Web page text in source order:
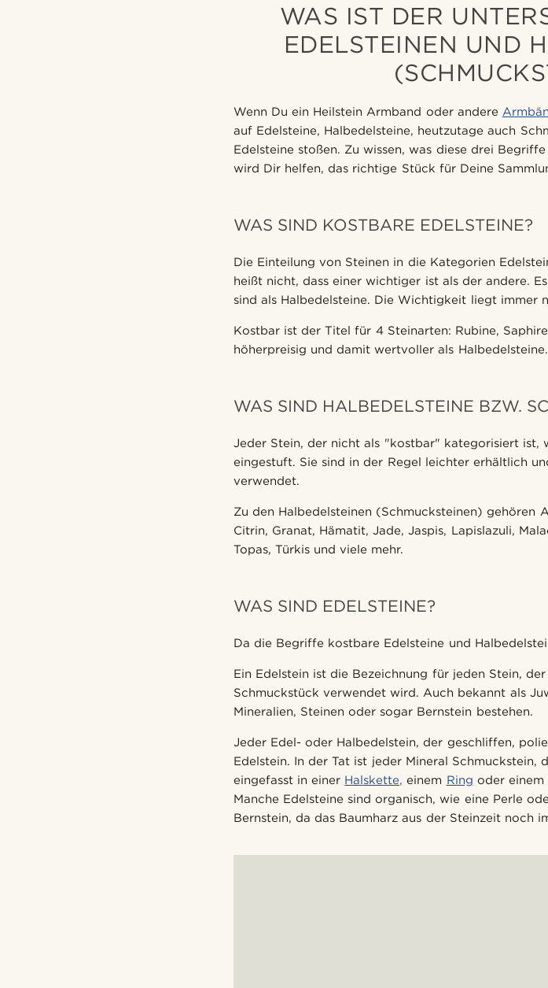
WAS IST DER
EDELSTEINEN UND
Wenn Du ein Heilstein Armband oder andere
auf Edelsteine, Halbedelsteine, heutzutage auch
Edelsteine stoßen. Zu wissen, was diese drei
wird Dir helfen, das richtige Stück für Deine
WAS SIND KOSTBARE EDELSTEINE?
Die Einteilung von Steinen in die Kategorien
heißt nicht, dass einer wichtiger ist als der andere.
sind als Halbedelsteine. Die Wichtigkeit liegt immer
Kostbar ist der Titel für 4 Steinarten: Rubine,
höherpreisig und damit wertvoller als Halbedelsteine.
WAS SIND HALBEDELSTEINE BZW.
Jeder Stein, der nicht als "kostbar" kategorisiert ist,
eingestuft. Sie sind in der Regel leichter erhältlich
verwendet.
Zu den Halbedelsteinen (Schmucksteinen) gehören
Citrin, Granat, Hämatit, Jade, Jaspis, Lapislazuli,
Topas, Türkis und viele mehr.
WAS SIND EDELSTEINE?
Da die Begriffe kostbare Edelsteine und
Ein Edelstein ist die Bezeichnung für jeden Stein,
Schmuckstück verwendet wird. Auch bekannt als
Mineralien, Steinen oder sogar Bernstein bestehen.
Jeder Edel- oder Halbedelstein, der geschliffen,
Edelstein. In der Tat ist jeder Mineral Schmuckstein,
eingefasst in einer Halskette, einem Ring oder einem
Manche Edelsteine sind organisch, wie eine Perle
Bernstein, da das Baumharz aus der Steinzeit noch